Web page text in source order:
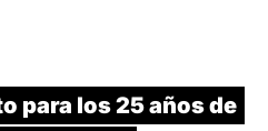
para los 25 años de